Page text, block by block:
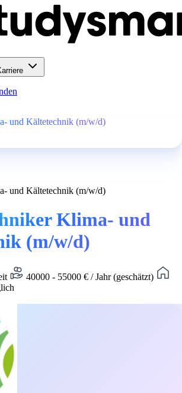
und Kältetechnik (m/w/d)
und Kältetechnik (m/w/d)
Klima- und
(m/w/d)
40000 - 55000 € / Jahr (geschätzt)